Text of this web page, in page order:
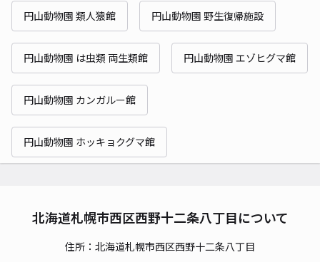
円山動物園 類人猿館 円山動物園 野生復帰施設
円山動物園 は虫類 両生類館 円山動物園 エゾヒグマ館
円山動物園 カンガルー館
円山動物園 ホッキョクグマ館
北海道札幌市西区西野十二条八丁目について
住所：北海道札幌市西区西野十二条八丁目